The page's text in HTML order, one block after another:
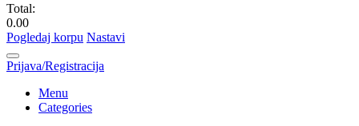
Total:
0.00
Pogledaj korpu Nastavi
Prijava/Registracija
Menu
Categories